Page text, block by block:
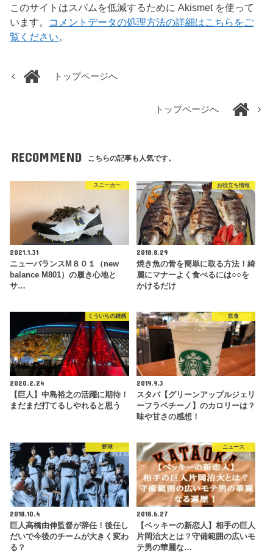
このサイトはスパムを低減するために Akismet を使って
います。 コメントデータの処理方法の詳細はこちらをご
覧ください。
トップページへ
トップページへ
RECOMMEND こちらの記事も人気です。
スニーカー
2021.1.31
ニューバランスM８０１（new
balance M801）の履き心地と
サ…
お役立ち情報
2018.8.29
焼き魚の骨を簡単に取る方法！綺
麗にマナーよく食べるには○○を
かけるだけ
くういちの雑感
2020.2.24
【巨人】中島裕之の活躍に期待！
まだまだ打てるしやれると思う
飲食
2019.9.3
スタバ【グリーンアップルジェリ
ーフラペチーノ】のカロリーは？
味や甘さの感想！
野球
2018.10.4
巨人高橋由伸監督が辞任！後任し
だいで今後のチームが大きく変わ
る？
ニュース
2018.6.27
【ベッキーの新恋人】相手の巨人
片岡治大とは？守備範囲の広いモ
テ男の華麗な…